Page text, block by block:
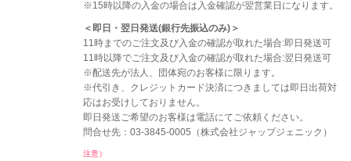
※15時以降の入金の場合は入金確認が翌営業日になります。
＜即日・翌日発送(銀行先振込のみ)＞
11時までのご注文及び入金の確認が取れた場合:即日発送可
11時以降でご注文及び入金の確認が取れた場合:翌日発送可
※配送先が法人、団体宛のお客様に限ります。
※代引き、クレジットカード決済につきましては即日出荷対
応はお受けしておりません。
即日発送ご希望のお客様は電話にてご依頼ください。
問合せ先：03-3845-0005（株式会社ジャップジェニック）
注意）